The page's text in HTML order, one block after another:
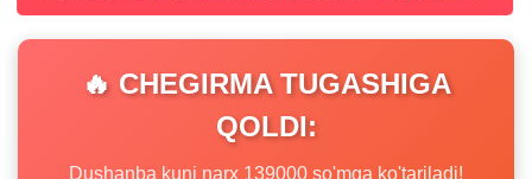
🔥 CHEGIRMA TUGASHIGA
QOLDI:
Dushanba kuni narx 139000 so'mga ko'tariladi!